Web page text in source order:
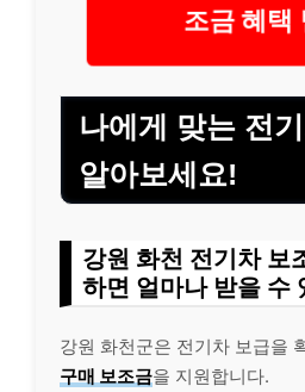
조금 혜택
나에게 맞는 전
알아보세요!
강원 화천 전기차 보
하면 얼마나 받을 수
강원 화천군은 전기차 보급을
구매 보조금을 지원합니다.